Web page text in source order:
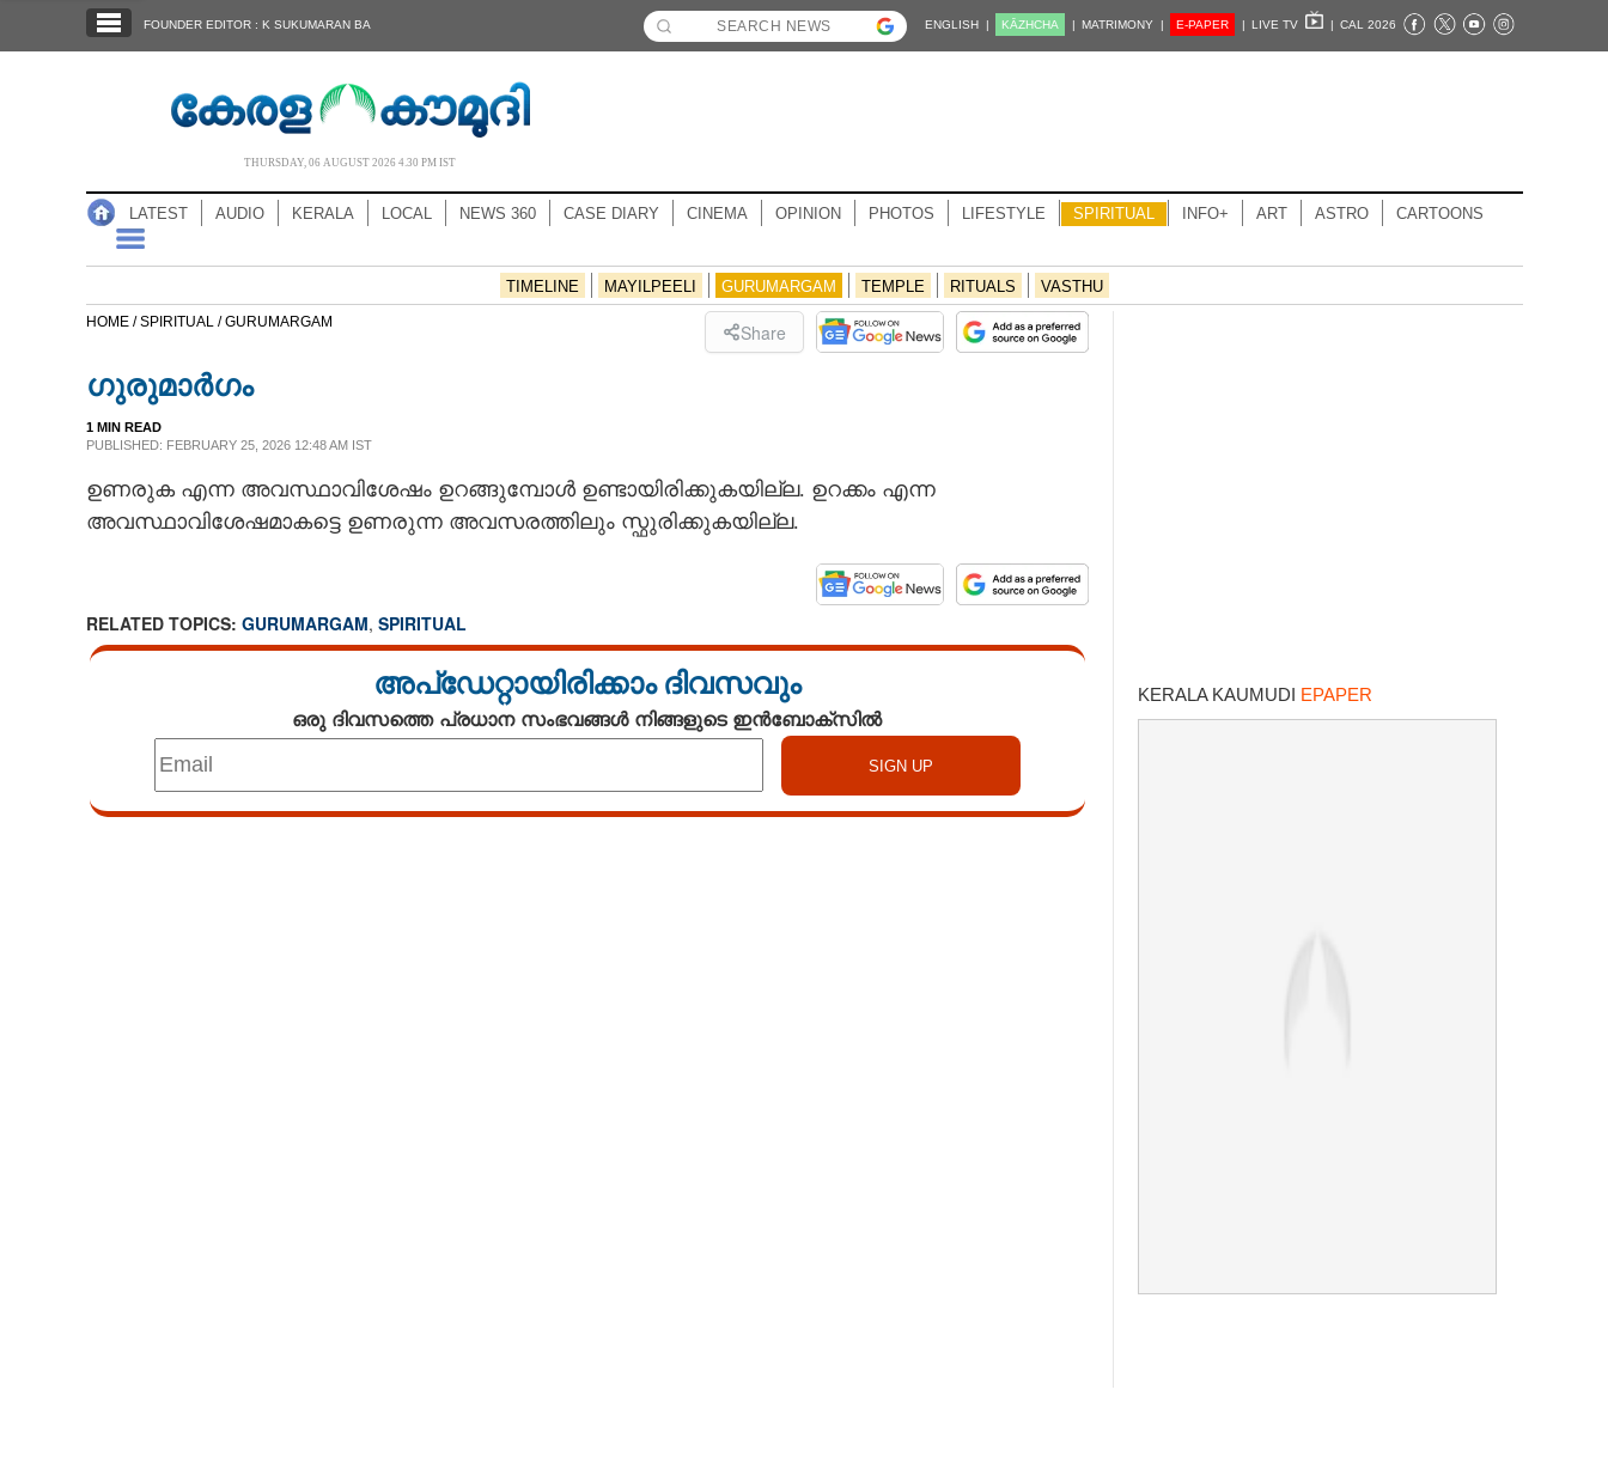
NOTIFIED NEWS
CASE DIARY
OPINION
FOUNDER EDITOR : K SUKUMARAN BA ENGLISH | KĀZHCHA | MATRIMONY | E-PAPER | LIVE TV | CAL 2026
THURSDAY, 06 AUGUST 2026 4.30 PM IST
LATEST AUDIO KERALA LOCAL NEWS 360 CASE DIARY CINEMA OPINION PHOTOS LIFESTYLE SPIRITUAL INFO+ ART ASTRO CARTOONS
TIMELINE MAYILPEELI GURUMARGAM TEMPLE RITUALS VASTHU
HOME /SPIRITUAL /GURUMARGAM Share
ഗുരുമാർഗം
1 MIN READ
PUBLISHED: FEBRUARY 25, 2026 12:48 AM IST
ഉണരുക എന്ന അവസ്ഥാവിശേഷം ഉറങ്ങുമ്പോൾ ഉണ്ടായിരിക്കുകയില്ല. ഉറക്കം എന്ന
അവസ്ഥാവിശേഷമാകട്ടെ ഉണരുന്ന അവസരത്തിലും സ്ഫുരിക്കുകയില്ല.
RELATED TOPICS: GURUMARGAM, SPIRITUAL
അപ്ഡേറ്റായിരിക്കാം ദിവസവും
ഒരു ദിവസത്തെ പ്രധാന സംഭവങ്ങൾ നിങ്ങളുടെ ഇൻബോക്സിൽ
KERALA KAUMUDI EPAPER